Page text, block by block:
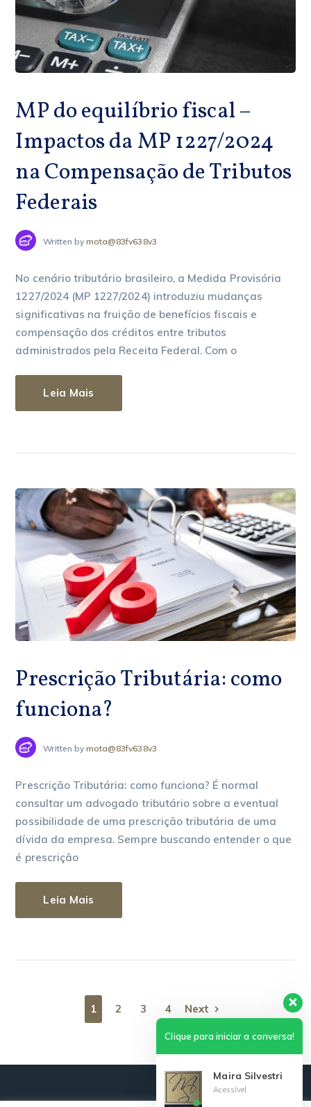
MP do equilíbrio fiscal –
Impactos da MP 1227/2024
na Compensação de Tributos
Federais
Written bymota@83fv638v3
No cenário tributário brasileiro, a Medida Provisória
1227/2024 (MP 1227/2024) introduziu mudanças
significativas na fruição de benefícios fiscais e
compensação dos créditos entre tributos
administrados pela Receita Federal. Com o
Leia Mais
Prescrição Tributária: como
funciona?
Written bymota@83fv638v3
Prescrição Tributária: como funciona? É normal
consultar um advogado tributário sobre a eventual
possibilidade de uma prescrição tributária de uma
dívida da empresa. Sempre buscando entender o que
é prescrição
Leia Mais
1 2 3 4 Next
Clique para iniciar a conversa!
Maira Silvestri
Acessível